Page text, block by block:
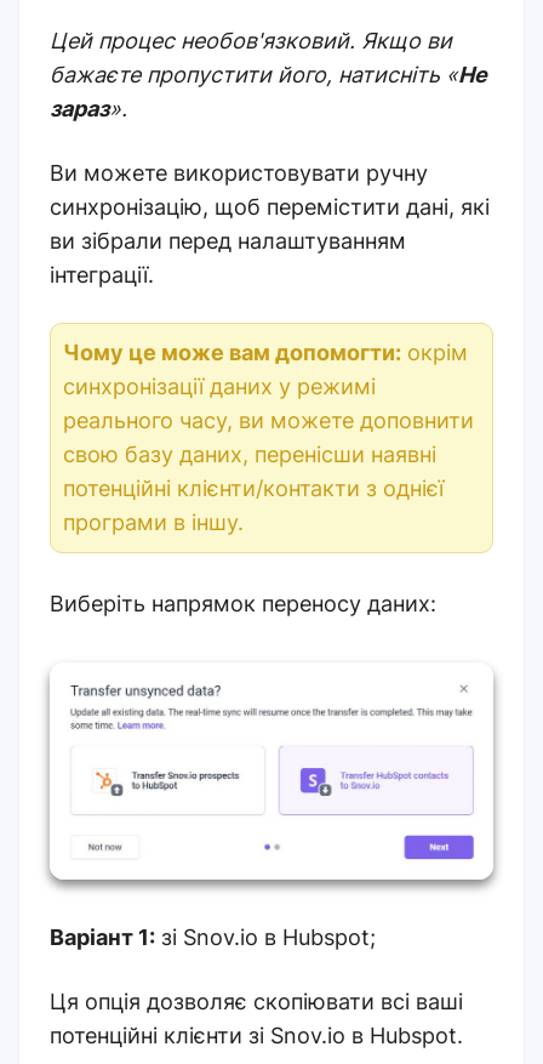
Цей процес необов'язковий. Якщо ви
бажаєте пропустити його, натисніть «Не
зараз».
Ви можете використовувати ручну
синхронізацію, щоб перемістити дані, які
ви зібрали перед налаштуванням
інтеграції.
Чому це може вам допомогти: окрім
синхронізації даних у режимі
реального часу, ви можете доповнити
свою базу даних, перенісши наявні
потенційні клієнти/контакти з однієї
програми в іншу.
Виберіть напрямок переносу даних:
Варіант 1: зі Snov.io в Hubspot;
Ця опція дозволяє скопіювати всі ваші
потенційні клієнти зі Snov.io в Hubspot.